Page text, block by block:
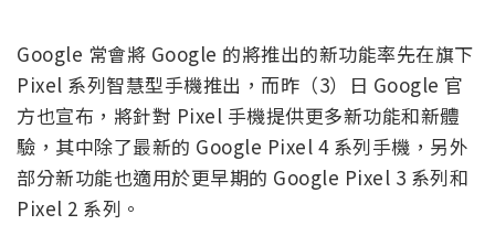
Google 常會將 Google 的將推出的新功能率先在旗下
Pixel 系列智慧型手機推出，而昨（3）日 Google 官
方也宣布，將針對 Pixel 手機提供更多新功能和新體
驗，其中除了最新的 Google Pixel 4 系列手機，另外
部分新功能也適用於更早期的 Google Pixel 3 系列和
Pixel 2 系列。